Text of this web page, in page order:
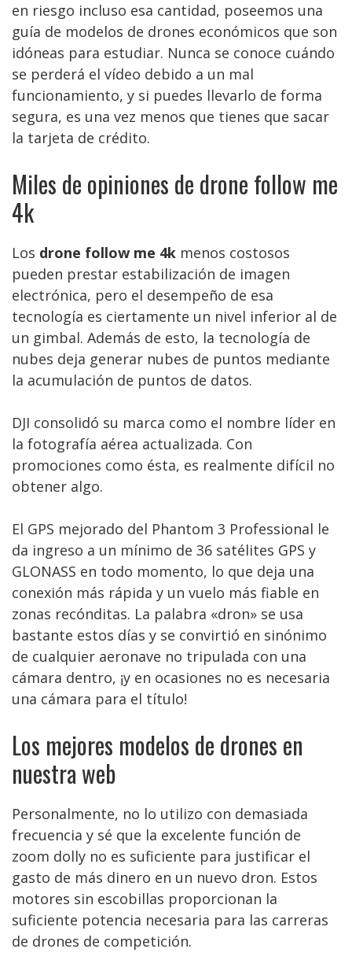
en riesgo incluso esa cantidad, poseemos una
guía de modelos de drones económicos que son
idóneas para estudiar. Nunca se conoce cuándo
se perderá el vídeo debido a un mal
funcionamiento, y si puedes llevarlo de forma
segura, es una vez menos que tienes que sacar
la tarjeta de crédito.
Miles de opiniones de drone follow me
4k
Los drone follow me 4k menos costosos
pueden prestar estabilización de imagen
electrónica, pero el desempeño de esa
tecnología es ciertamente un nivel inferior al de
un gimbal. Además de esto, la tecnología de
nubes deja generar nubes de puntos mediante
la acumulación de puntos de datos.
DJI consolidó su marca como el nombre líder en
la fotografía aérea actualizada. Con
promociones como ésta, es realmente difícil no
obtener algo.
El GPS mejorado del Phantom 3 Professional le
da ingreso a un mínimo de 36 satélites GPS y
GLONASS en todo momento, lo que deja una
conexión más rápida y un vuelo más fiable en
zonas recónditas. La palabra «dron» se usa
bastante estos días y se convirtió en sinónimo
de cualquier aeronave no tripulada con una
cámara dentro, ¡y en ocasiones no es necesaria
una cámara para el título!
Los mejores modelos de drones en
nuestra web
Personalmente, no lo utilizo con demasiada
frecuencia y sé que la excelente función de
zoom dolly no es suficiente para justificar el
gasto de más dinero en un nuevo dron. Estos
motores sin escobillas proporcionan la
suficiente potencia necesaria para las carreras
de drones de competición.